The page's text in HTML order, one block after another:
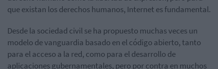
que existan los derechos humanos, Internet es fundamental.
Desde la sociedad civil se ha propuesto muchas veces un
modelo de vanguardia basado en el código abierto, tanto
para el acceso a la red, como para el desarrollo de
aplicaciones gubernamentales, pero por contra en muchos